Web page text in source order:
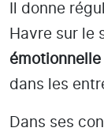
Il donne
Havre sur le
émotionnelle
dans les
Dans ses